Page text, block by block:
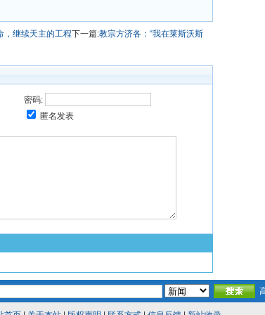
，继续天主的工程下一篇:教宗方济各：“我在莱斯沃斯
密码:
匿名发表